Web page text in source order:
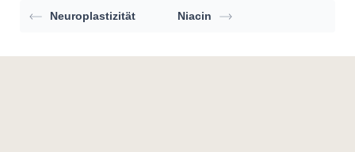
Neuroplastizität Niacin